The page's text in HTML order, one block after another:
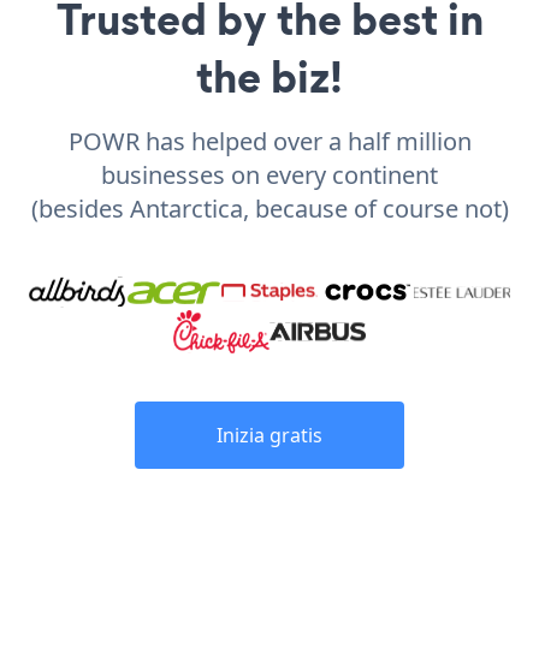
Trusted by the best in
the biz!
POWR has helped over a half million
businesses on every continent
(besides Antarctica, because of course not)
Inizia gratis